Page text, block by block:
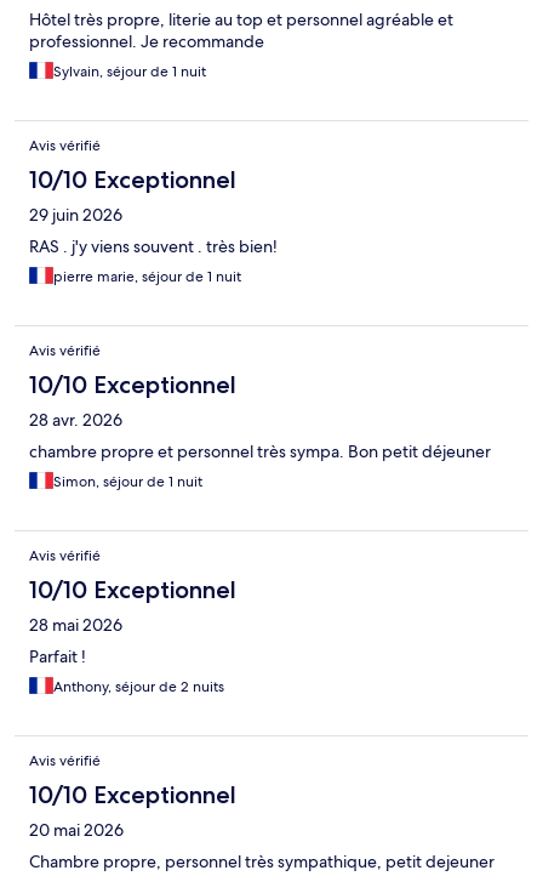
Hôtel très propre, literie au top et personnel agréable et
professionnel. Je recommande
Sylvain, séjour de 1 nuit
Avis vérifié
10/10 Exceptionnel
29 juin 2026
RAS . j'y viens souvent . très bien!
pierre marie, séjour de 1 nuit
Avis vérifié
10/10 Exceptionnel
28 avr. 2026
chambre propre et personnel très sympa. Bon petit déjeuner
Simon, séjour de 1 nuit
Avis vérifié
10/10 Exceptionnel
28 mai 2026
Parfait !
Anthony, séjour de 2 nuits
Avis vérifié
10/10 Exceptionnel
20 mai 2026
Chambre propre, personnel très sympathique, petit dejeuner